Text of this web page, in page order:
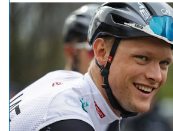
OSCAR
ALBI D'ORO
NEWSLETTER